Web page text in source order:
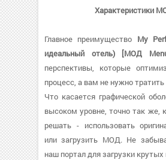
Характеристики
Главное преимущество My
идеальный отель) [МОД
перспективы, которые
процесс, а вам не нужно
Что касается графической
высоком уровне, точно так же,
решать - использовать
или загрузить МОД. Не
наш портал для загрузки